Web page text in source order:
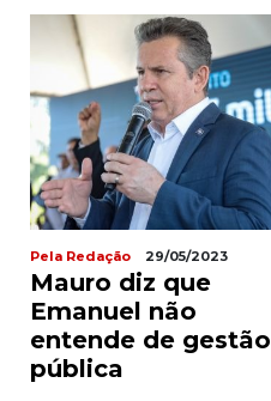
Pela Redação 29/05/2023
Mauro diz que
Emanuel não
entende de gestão
pública